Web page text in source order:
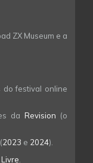
ZX Museum e a
festival online
da Revision (o
2023 e 2024).
.